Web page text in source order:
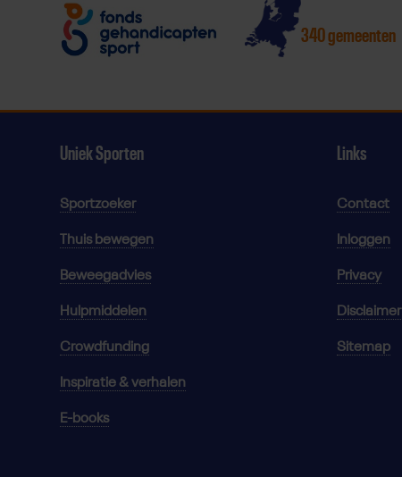
340 gemeenten
Uniek Sporten
Sportzoeker
Thuis bewegen
Beweegadvies
Hulpmiddelen
Crowdfunding
Inspiratie & verhalen
E-books
Links
Contact
Inloggen
Privacy
Disclaimer
Sitemap